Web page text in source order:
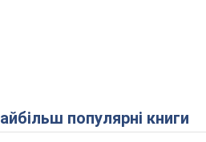
Найбільш популярні книги